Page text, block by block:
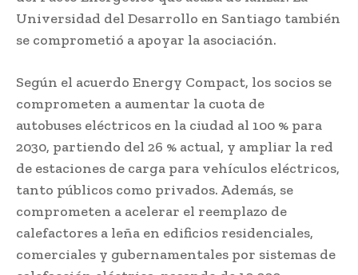
Universidad del Desarrollo en Santiago también
se comprometió a apoyar la asociación.
Según el acuerdo Energy Compact, los socios se
comprometen a aumentar la cuota de
autobuses eléctricos en la ciudad al 100 % para
2030, partiendo del 26 % actual, y ampliar la red
de estaciones de carga para vehículos eléctricos,
tanto públicos como privados. Además, se
comprometen a acelerar el reemplazo de
calefactores a leña en edificios residenciales,
comerciales y gubernamentales por sistemas de